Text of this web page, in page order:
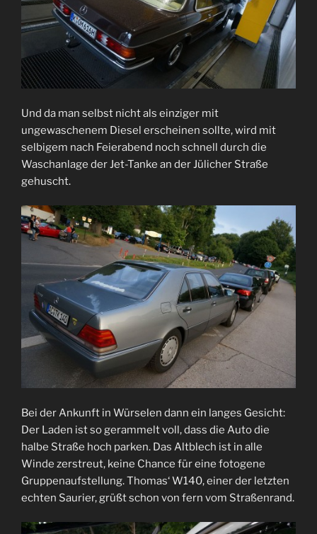
Und da man selbst nicht als einziger mit
ungewaschenem Diesel erscheinen sollte, wird mit
selbigem nach Feierabend noch schnell durch die
Waschanlage der Jet-Tanke an der Jülicher Straße
gehuscht.
Bei der Ankunft in Würselen dann ein langes Gesicht:
Der Laden ist so gerammelt voll, dass die Auto die
halbe Straße hoch parken. Das Altblech ist in alle
Winde zerstreut, keine Chance für eine fotogene
Gruppenaufstellung. Thomas‘ W140, einer der letzten
echten Saurier, grüßt schon von fern vom Straßenrand.